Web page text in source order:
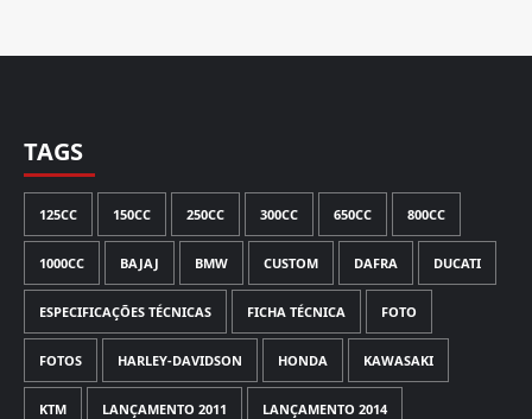
TAGS
125CC 150CC 250CC 300CC 650CC 800CC
1000CC BAJAJ BMW CUSTOM DAFRA DUCATI
ESPECIFICAÇÕES TÉCNICAS FICHA TÉCNICA FOTO
FOTOS HARLEY-DAVIDSON HONDA KAWASAKI
KTM LANÇAMENTO 2011 LANÇAMENTO 2014